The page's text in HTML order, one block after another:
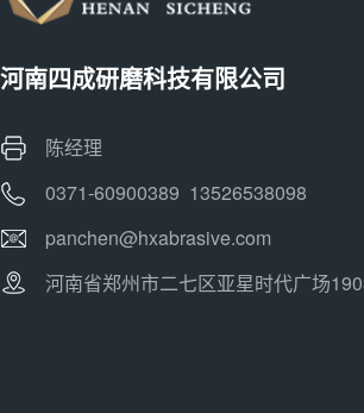
河南四成研磨科技有限公司
陈经理
0371-60900389 13526538098
panchen@hxabrasive.com
河南省郑州市二七区亚星时代广场